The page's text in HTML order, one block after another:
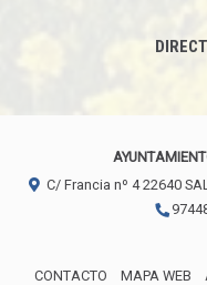
C/ Francia nº 422640
CONTACTO MAPA WEB